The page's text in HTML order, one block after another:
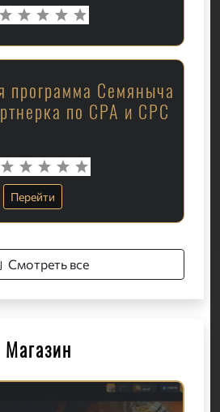
программа Семяныча
по CPA и CPC
Перейти
Смотреть все
Магазин